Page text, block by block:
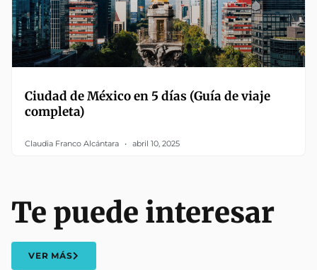
Ciudad de México en 5 días (Guía de viaje
completa)
Claudia Franco Alcántara abril 10, 2025
Te puede interesar
VER MÁS